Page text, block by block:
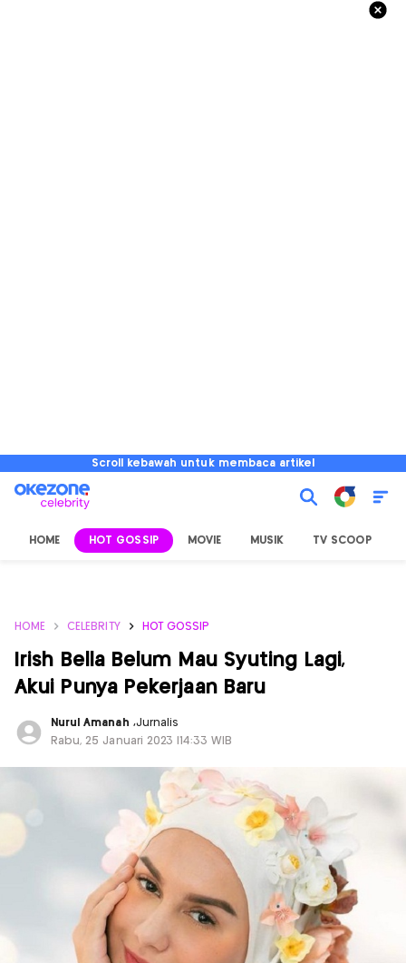
Scroll kebawah untuk membaca artikel
HOME HOT GOSSIP MOVIE MUSIK TV SCOOP
HOME CELEBRITY HOT GOSSIP
Irish Bella Belum Mau Syuting Lagi,
Akui Punya Pekerjaan Baru
Nurul Amanah ,Jurnalis
Rabu, 25 Januari 2023 |14:33 WIB